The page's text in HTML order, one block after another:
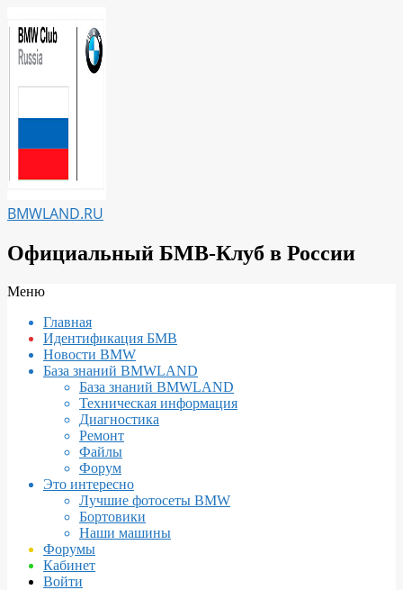
к
содержимому
BMWLAND.RU
Официальный БМВ-Клуб в России
Вторичное
навигации
Меню
Главная
Идентификация БМВ
Новости BMW
База знаний BMWLAND
База знаний BMWLAND
Техническая информация
Диагностика
Ремонт
Файлы
Форум
Это интересно
Лучшие фотосеты BMW
Бортовики
Наши машины
Форумы
Кабинет
Войти